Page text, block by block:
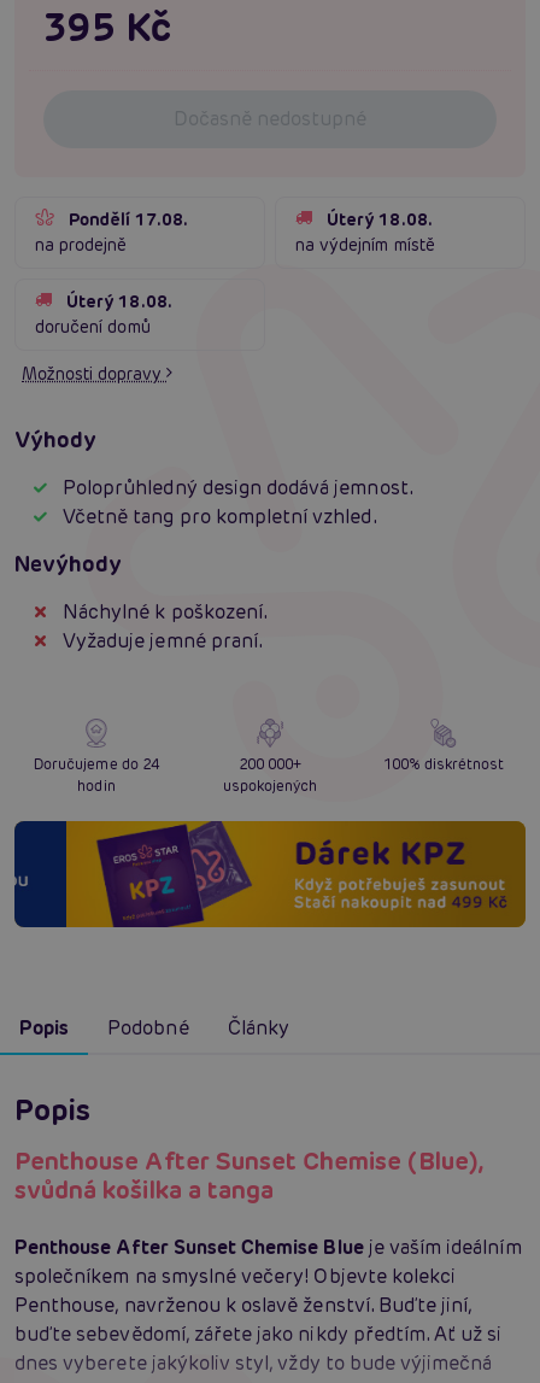
395 Kč
Dočasně nedostupné
Pondělí 17.08.
na prodejně
Úterý 18.08.
na výdejním místě
Úterý 18.08.
doručení domů
Možnosti dopravy
Výhody
Poloprůhledný design dodává jemnost.
Včetně tang pro kompletní vzhled.
Nevýhody
Náchylné k poškození.
Vyžaduje jemné praní.
Doručujeme do 24
hodin
200 000+
uspokojených
100% diskrétnost
Popis Podobné Články
Popis
Penthouse After Sunset Chemise (Blue),
svůdná košilka a tanga
Penthouse After Sunset Chemise Blueje vaším ideálním
společníkem na smyslné večery! Objevte kolekci
Penthouse, navrženou k oslavě ženství. Buďte jiní,
buďte sebevědomí, zářete jako nikdy předtím. Ať už si
dnes vyberete jakýkoliv styl, vždy to bude výjimečná